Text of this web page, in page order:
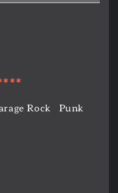
****
Rock Punk